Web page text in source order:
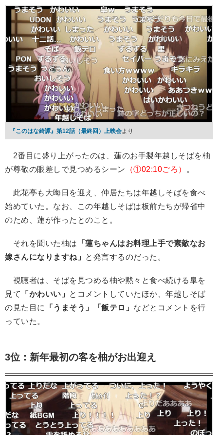
『このはな綺譚』第12話（最終回）上映会より
2番目に盛り上がったのは、蓮のお手製年越しそばを柚
が尊敬の眼差しで見つめるシーン （①02:10ごろ） 。
此花亭も大晦日を迎え、仲居たちは年越しそばを食べ
始めていた。なお、この年越しそばは板前たちが帰省中
のため、蓮が作ったとのこと。
それを聞いた柚は 「蓮ちゃんはお料理上手で素敵なお
嫁さんになりますね」
と発言するのだった。
視聴者は、そばを見つめる柚や黙々と食べ続ける皐を
見て
「かわいい」
とコメントしていたほか、年越しそば
の見た目に
「うまそう」「飯テロ」 などとコメントを行
っていた。
3位：新年最初の客を柚がお出迎え